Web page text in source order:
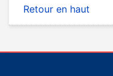
Retour en haut